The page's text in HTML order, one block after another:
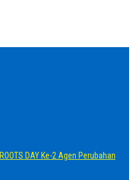
DAY Ke-2 Agen Perubahan